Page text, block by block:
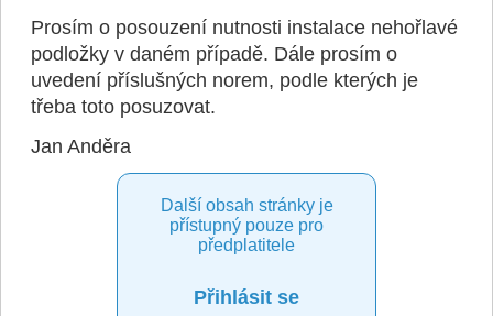
Prosím o posouzení nutnosti instalace nehořlavé
podložky v daném případě. Dále prosím o
uvedení příslušných norem, podle kterých je
třeba toto posuzovat.
Jan Anděra
Další obsah stránky je
přístupný pouze pro
předplatitele
Přihlásit se